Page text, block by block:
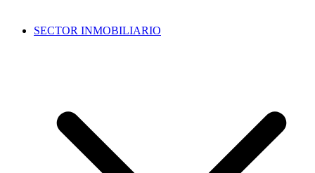
SECTOR INMOBILIARIO